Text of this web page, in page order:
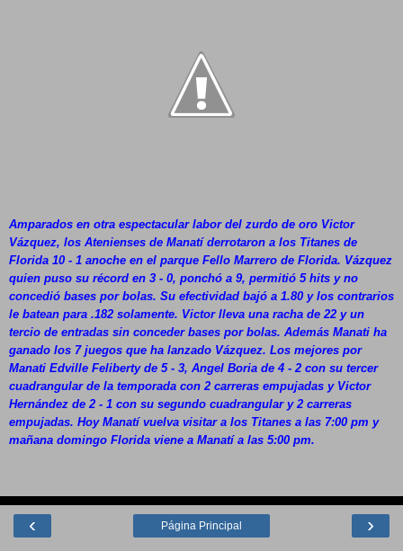
Amparados en otra espectacular labor del zurdo de oro Victor
Vázquez, los Atenienses de Manatí derrotaron a los Titanes de
Florida 10 - 1 anoche en el parque Fello Marrero de Florida. Vázquez
quien puso su récord en 3 - 0, ponchó a 9, permitió 5 hits y no
concedió bases por bolas. Su efectividad bajó a 1.80 y los contrarios
le batean para .182 solamente. Victor lleva una racha de 22 y un
tercio de entradas sin conceder bases por bolas. Además Manati ha
ganado los 7 juegos que ha lanzado Vázquez. Los mejores por
Manati Edville Feliberty de 5 - 3, Angel Boria de 4 - 2 con su tercer
cuadrangular de la temporada con 2 carreras empujadas y Victor
Hernández de 2 - 1 con su segundo cuadrangular y 2 carreras
empujadas. Hoy Manatí vuelva visitar a los Titanes a las 7:00 pm y
mañana domingo Florida viene a Manatí a las 5:00 pm.
‹ ›
Página Principal